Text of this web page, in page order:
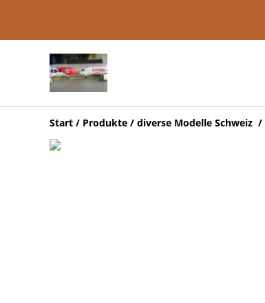
Start / Produkte / diverse Modelle Schweiz /